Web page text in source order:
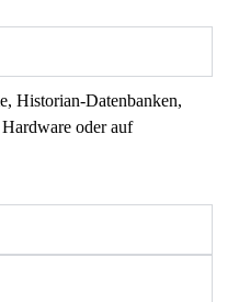
Historian-Datenbanken,
oder auf